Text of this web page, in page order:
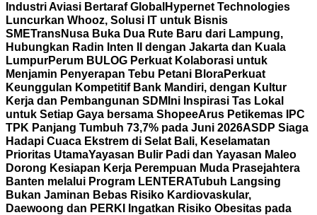
Industri Aviasi Bertaraf Global Hypernet Technologies
Luncurkan Whooz, Solusi IT untuk Bisnis
SMETransNusa Buka Dua Rute Baru dari Lampung,
Hubungkan Radin Inten II dengan Jakarta dan Kuala
LumpurPerum BULOG Perkuat Kolaborasi untuk
Menjamin Penyerapan Tebu Petani BloraPerkuat
Keunggulan Kompetitif Bank Mandiri, dengan Kultur
Kerja dan Pembangunan SDM Ini Inspirasi Tas Lokal
untuk Setiap Gaya bersama ShopeeArus Petikemas IPC
TPK Panjang Tumbuh 73,7% pada Juni 2026ASDP Siaga
Hadapi Cuaca Ekstrem di Selat Bali, Keselamatan
Prioritas UtamaYayasan Bulir Padi dan Yayasan Maleo
Dorong Kesiapan Kerja Perempuan Muda Prasejahtera
Banten melalui Program LENTERATubuh Langsing
Bukan Jaminan Bebas Risiko Kardiovaskular,
Daewoong dan PERKI Ingatkan Risiko Obesitas pada